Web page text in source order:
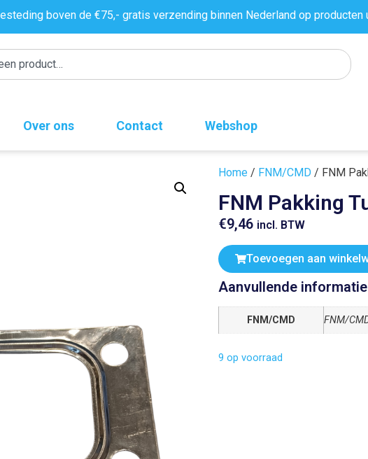
boven de €75,- gratis verzending binnen Nederland op
Over ons Contact Webshop
Home / FNM/CMD / FNM
FNM Pakking
€9,46 incl. BTW
Toevoegen aan
Aanvullende informatie
FNM/CMD FNM/
9 op voorraad